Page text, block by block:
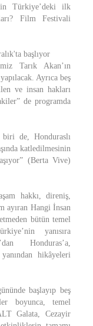
Türkiye’deki ilk
Film Festivali
başlıyor
Tarık Akan’ın
Ayrıca beş
ve insan hakları
de programda
de, Honduraslı
katledilmesinin
(Berta Vive)
hakkı, direniş,
ayıran Hangi İnsan
bütün temel
yanısıra
Honduras’a,
hikâyeleri
başlayıp beş
boyunca, temel
Galata, Cezayir